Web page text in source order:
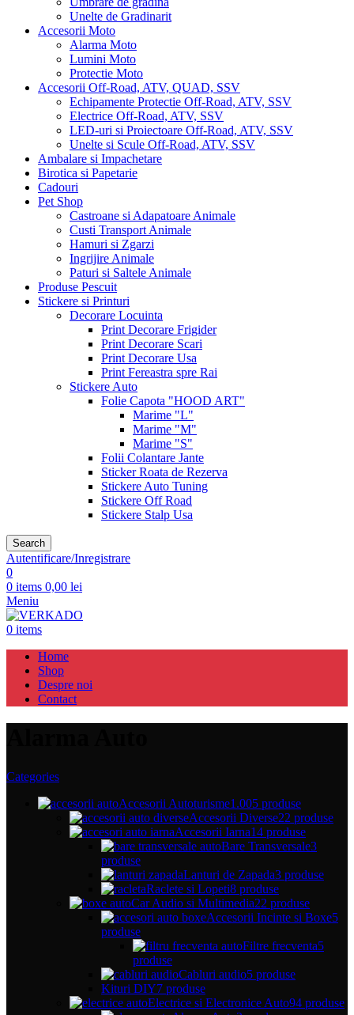
Unelte de Gradinarit
Accesorii Moto
Alarma Moto
Lumini Moto
Protectie Moto
Accesorii Off-Road, ATV, QUAD, SSV
Echipamente Protectie Off-Road, ATV, SSV
Electrice Off-Road, ATV, SSV
LED-uri si Proiectoare Off-Road, ATV, SSV
Unelte si Scule Off-Road, ATV, SSV
Ambalare si Impachetare
Birotica si Papetarie
Cadouri
Pet Shop
Castroane si Adapatoare Animale
Custi Transport Animale
Hamuri si Zgarzi
Ingrijire Animale
Paturi si Saltele Animale
Produse Pescuit
Stickere si Printuri
Decorare Locuinta
Print Decorare Frigider
Print Decorare Scari
Print Decorare Usa
Print Fereastra spre Rai
Stickere Auto
Folie Capota "HOOD ART"
Marime "L"
Marime "M"
Marime "S"
Folii Colantare Jante
Sticker Roata de Rezerva
Stickere Auto Tuning
Stickere Off Road
Stickere Stalp Usa
Search
Autentificare/Inregistrare
0
0 items 0,00 lei
Meniu
0 items
Home
Shop
Despre noi
Contact
Categories
Accesorii Autoturisme1.005 produse
Accesorii Diverse22 produse
Accesorii Iarna14 produse
Bare Transversale3
produse
Lanturi de Zapada3 produse
Raclete si Lopeti8 produse
Car Audio si Multimedia22 produse
Accesorii Incinte si Boxe5
produse
Filtre frecventa5
produse
Cabluri audio5 produse
Kituri DIY7 produse
Electrice si Electronice Auto94 produse